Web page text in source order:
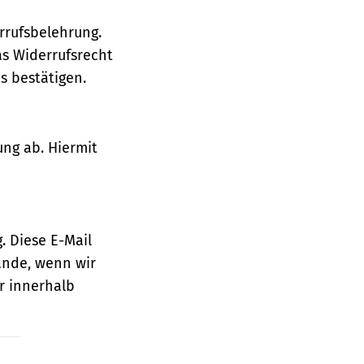
Widerrufsrecht
bestätigen.
ab. Hiermit
Diese E-Mail
wenn wir
innerhalb